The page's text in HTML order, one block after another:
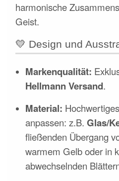
harmonische
Geist.
💛 Design und
Markenqualität:
Hellmann Versand.
Material:
anpassen: z.B. Glas/
fließenden Übergang
warmem Gelb oder in
abwechselnden